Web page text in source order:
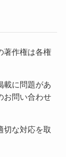
著作権は各権
載に問題があ
お問い合わせ
切な対応を取